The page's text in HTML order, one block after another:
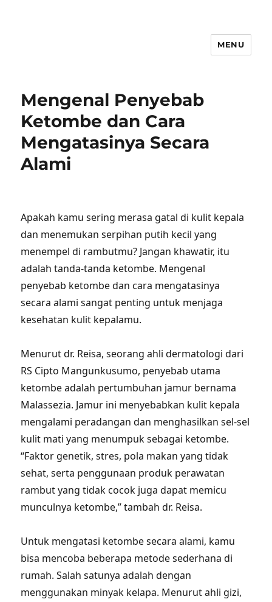
MENU
Mengenal Penyebab
Ketombe dan Cara
Mengatasinya Secara
Alami
Apakah kamu sering merasa gatal di kulit kepala
dan menemukan serpihan putih kecil yang
menempel di rambutmu? Jangan khawatir, itu
adalah tanda-tanda ketombe. Mengenal
penyebab ketombe dan cara mengatasinya
secara alami sangat penting untuk menjaga
kesehatan kulit kepalamu.
Menurut dr. Reisa, seorang ahli dermatologi dari
RS Cipto Mangunkusumo, penyebab utama
ketombe adalah pertumbuhan jamur bernama
Malassezia. Jamur ini menyebabkan kulit kepala
mengalami peradangan dan menghasilkan sel-sel
kulit mati yang menumpuk sebagai ketombe.
“Faktor genetik, stres, pola makan yang tidak
sehat, serta penggunaan produk perawatan
rambut yang tidak cocok juga dapat memicu
munculnya ketombe,” tambah dr. Reisa.
Untuk mengatasi ketombe secara alami, kamu
bisa mencoba beberapa metode sederhana di
rumah. Salah satunya adalah dengan
menggunakan minyak kelapa. Menurut ahli gizi,